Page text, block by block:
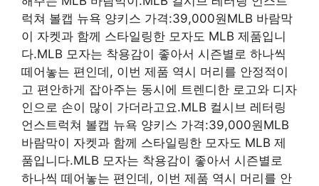
럭쳐 볼캡 뉴욕 양키스 가격:39,000원MLB 바람막
이 자켓과 함께 스타일링한 모자도 MLB 제품입니
다.MLB 모자는 착용감이 좋아서 시즌별로 하나씩
떼어놓는 편인데, 이번 제품 역시 머리를 안정적이
고 편안하게 잡아주는 동시에 트렌디한 로고와 디자
인으로 손이 많이 가더라고요.MLB 컬시브 레터링
언스트럭쳐 볼캡 뉴욕 양키스 가격:39,000원MLB
바람막이 자켓과 함께 스타일링한 모자도 MLB 제
품입니다.MLB 모자는 착용감이 좋아서 시즌별로
하나씩 떼어놓는 편인데, 이번 제품 역시 머리를 안